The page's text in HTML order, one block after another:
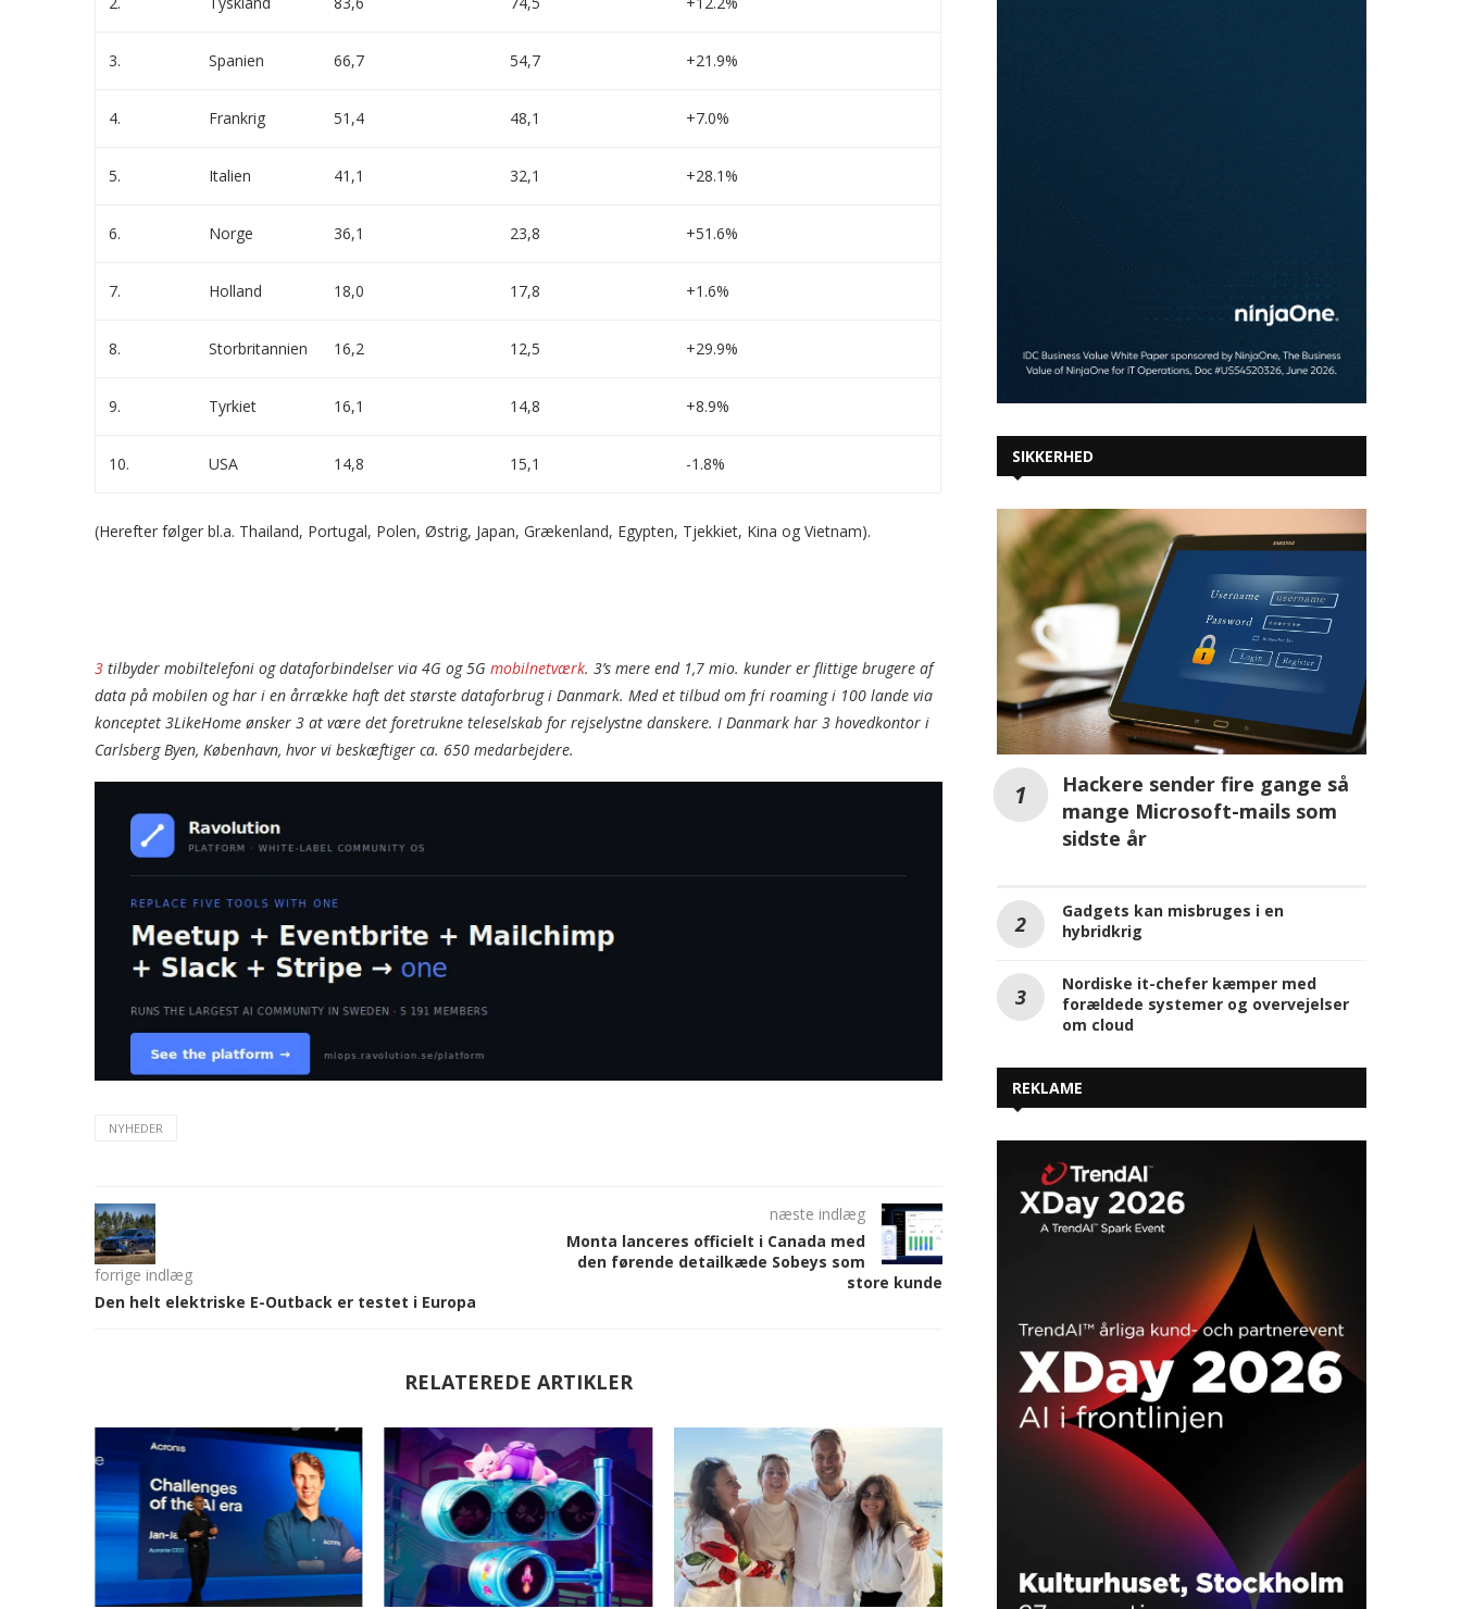
3. Spanien 66,7 54,7 +21.9%
4. Frankrig 51,4 48,1 +7.0%
5. Italien 41,1 32,1 +28.1%
6. Norge 36,1 23,8 +51.6%
7. Holland 18,0 17,8 +1.6%
8. Storbritannien 16,2 12,5 +29.9%
9. Tyrkiet 16,1 14,8 +8.9%
10. USA 14,8 15,1 -1.8%
(Herefter følger bl.a. Thailand, Portugal, Polen, Østrig, Japan, Grækenland, Egypten, Tjekkiet, Kina og Vietnam).
3 tilbyder mobiltelefoni og dataforbindelser via 4G og 5G mobilnetværk. 3’s mere end 1,7 mio. kunder er flittige brugere af
data på mobilen og har i en årrække haft det største dataforbrug i Danmark. Med et tilbud om fri roaming i 100 lande via
konceptet 3LikeHome ønsker 3 at være det foretrukne teleselskab for rejselystne danskere. I Danmark har 3 hovedkontor i
Carlsberg Byen, København, hvor vi beskæftiger ca. 650 medarbejdere.
NYHEDER
forrige indlæg
Den helt elektriske E-Outback er testet i Europa
næste indlæg
Monta lanceres officielt i Canada med
den førende detailkæde Sobeys som
store kunde
RELATEREDE ARTIKLER
SIKKERHED
Hackere sender fire gange så
sidste år
hybridkrig
om cloud
REKLAME